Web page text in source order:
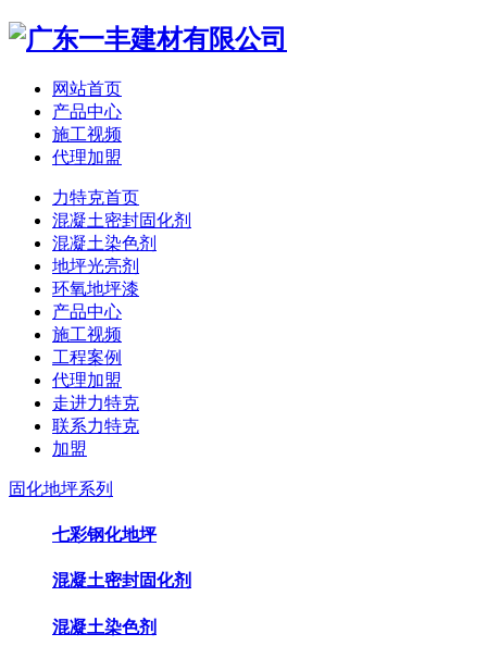
网站首页
产品中心
施工视频
代理加盟
力特克首页
混凝土密封固化剂
混凝土染色剂
地坪光亮剂
环氧地坪漆
产品中心
施工视频
工程案例
代理加盟
走进力特克
联系力特克
加盟
固化地坪系列
七彩钢化地坪
混凝土密封固化剂
混凝土染色剂